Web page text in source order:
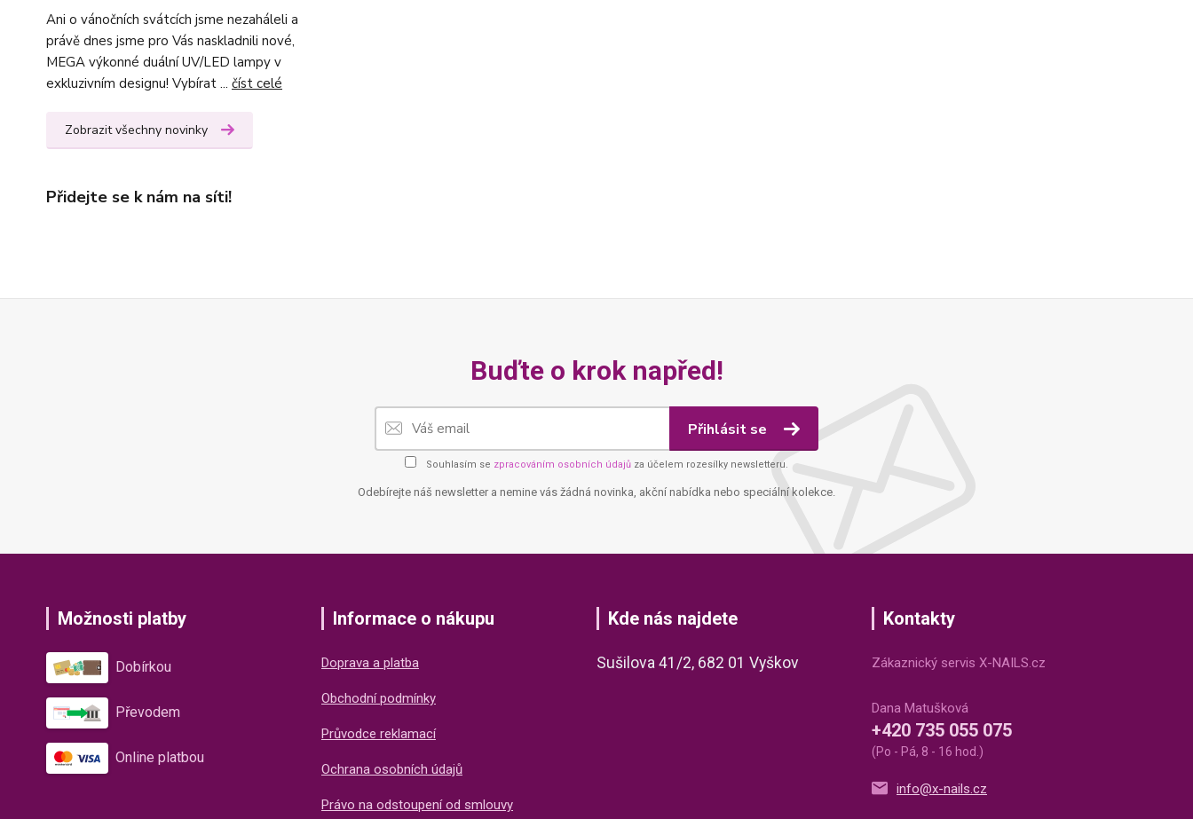
Ani o vánočních svátcích jsme nezaháleli a
právě dnes jsme pro Vás naskladnili nové,
MEGA výkonné duální UV/LED lampy v
exkluzivním designu! Vybírat ... číst celé
Zobrazit všechny novinky
Přidejte se k nám na síti!
Buďte o krok napřed!
Přihlásit se
Souhlasím se zpracováním osobních údajů za účelem rozesílky newsletteru.
Odebírejte náš newsletter a nemine vás žádná novinka, akční nabídka nebo speciální kolekce.
Možnosti platby
Dobírkou
Převodem
Online platbou
Informace o nákupu
Doprava a platba
Obchodní podmínky
Průvodce reklamací
Ochrana osobních údajů
Právo na odstoupení od smlouvy
Kde nás najdete
Sušilova 41/2, 682 01 Vyškov
Kontakty
Zákaznický servis X-NAILS.cz
Dana Matušková
+420 735 055 075
(Po - Pá, 8 - 16 hod.)
info@x-nails.cz